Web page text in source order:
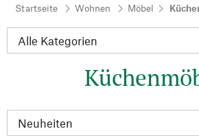
Startseite Wohnen Möbel